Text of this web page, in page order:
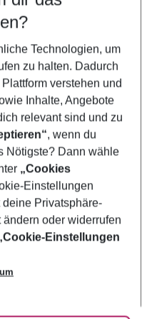
Technologien, um
zu halten. Dadurch
verstehen und
Inhalte, Angebote
relevant sind und zu
, wenn du
Nötigste? Dann wähle
„Cookies
Einstellungen
Privatsphäre-
oder widerrufen
Einstellungen